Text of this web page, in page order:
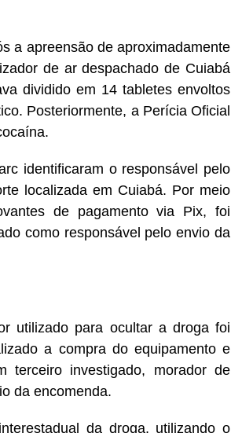
a apreensão de aproximadamente
de ar despachado de Cuiabá
dividido em 14 tabletes envoltos
Posteriormente, a Perícia Oficial
identificaram o responsável pelo
localizada em Cuiabá. Por meio
de pagamento via Pix, foi
como responsável pelo envio da
utilizado para ocultar a droga foi
a compra do equipamento e
investigado, morador de
da encomenda.
da droga, utilizando o